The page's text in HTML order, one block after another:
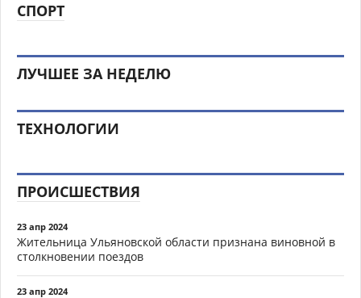
СПОРТ
ЛУЧШЕЕ ЗА НЕДЕЛЮ
ТЕХНОЛОГИИ
ПРОИСШЕСТВИЯ
23 апр 2024
Жительница Ульяновской области признана виновной в
столкновении поездов
23 апр 2024